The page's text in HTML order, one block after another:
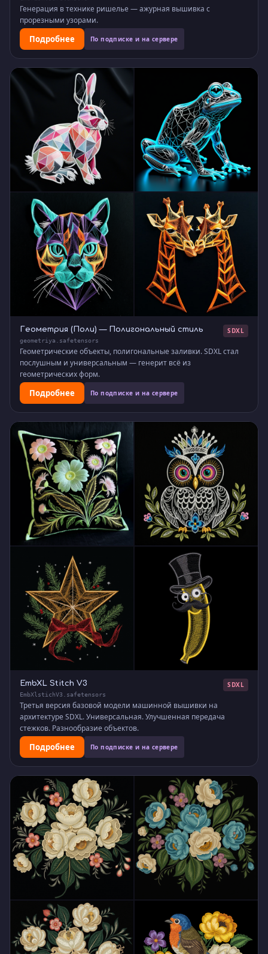
Генерация в технике ришелье — ажурная вышивка с
прорезными узорами.
Подробнее По подписке и на сервере
Геометрия (Поли) — Полигональный стиль
geometriya.safetensors
SDXL
Геометрические объекты, полигональные заливки. SDXL стал
послушным и универсальным — генерит всё из
геометрических форм.
Подробнее По подписке и на сервере
EmbXL Stitch V3
EmbXlstichV3.safetensors
SDXL
Третья версия базовой модели машинной вышивки на
архитектуре SDXL. Универсальная. Улучшенная передача
стежков. Разнообразие объектов.
Подробнее По подписке и на сервере